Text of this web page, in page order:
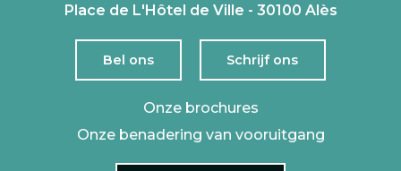
Place de L'Hôtel de Ville - 30100 Alès
Bel ons Schrijf ons
Onze brochures
Onze benadering van vooruitgang